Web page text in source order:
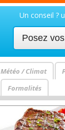
Un conseil ?
Posez
Météo / Climat
Formalités